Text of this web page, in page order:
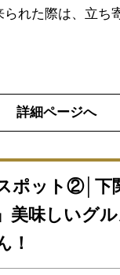
れた際は、立ち
詳細ページへ
ポット②│下
美味しいグ
！